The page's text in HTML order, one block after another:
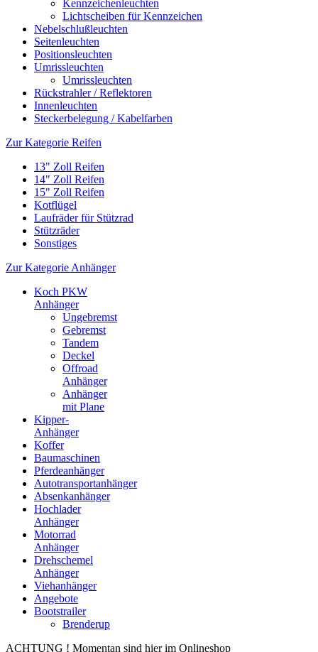
Kennzeichenleuchten
Lichtscheiben für Kennzeichen
Nebelschlußleuchten
Seitenleuchten
Positionsleuchten
Umrissleuchten
Umrissleuchten
Rückstrahler / Reflektoren
Innenleuchten
Steckerbelegung / Kabelfarben
Zur Kategorie Reifen
13" Zoll Reifen
14" Zoll Reifen
15" Zoll Reifen
Kotflügel
Laufräder für Stützrad
Stützräder
Sonstiges
Zur Kategorie Anhänger
Koch PKW
Anhänger
Ungebremst
Gebremst
Tandem
Deckel
Offroad
Anhänger
Anhänger
mit Plane
Kipper-
Anhänger
Koffer
Baumaschinen
Pferdeanhänger
Autotransportanhänger
Absenkanhänger
Hochlader
Anhänger
Motorrad
Anhänger
Drehschemel
Anhänger
Viehanhänger
Angebote
Bootstrailer
Brenderup
ACHTUNG ! Momentan sind hier im Onlineshop